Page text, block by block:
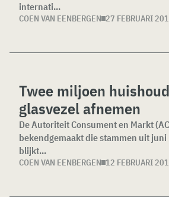
internati...
COEN VAN EENBERGEN 27 FEBRUARI
Twee miljoen
glasvezel afnemen
De Autoriteit Consument en Markt
bekendgemaakt die stammen uit
blijkt...
COEN VAN EENBERGEN 12 FEBRUARI